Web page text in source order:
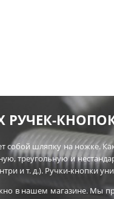
РУЧЕК-
собой шляпку на ножке.
треугольную и
и т. д.). Ручки-кнопки
в нашем магазине. Мы